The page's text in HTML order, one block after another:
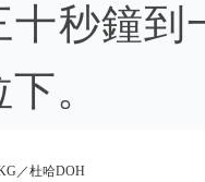
十秒鐘
。
／杜哈DOH